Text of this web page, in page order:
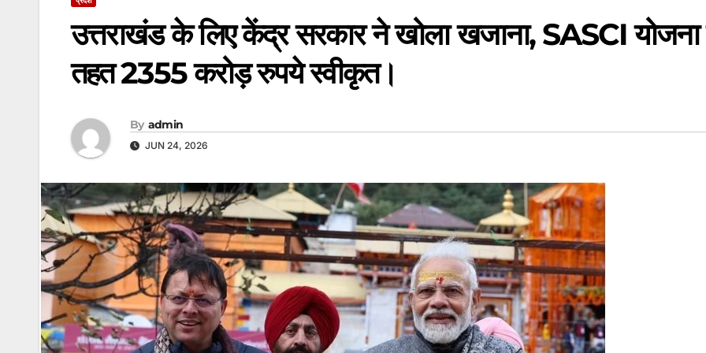
उत्तराखंड के लिए केंद्र सरकार ने खोला खजाना, SASCI
तहत 2355 करोड़ रुपये स्वीकृत।
By admin
JUN 24, 2026